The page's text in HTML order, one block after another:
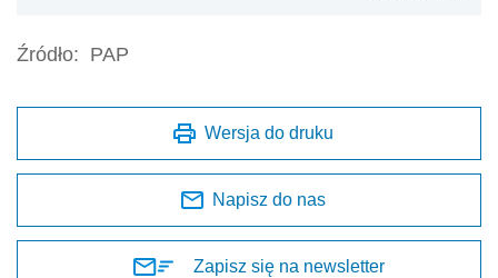
Źródło: PAP
Wersja do druku
Napisz do nas
Zapisz się na newsletter